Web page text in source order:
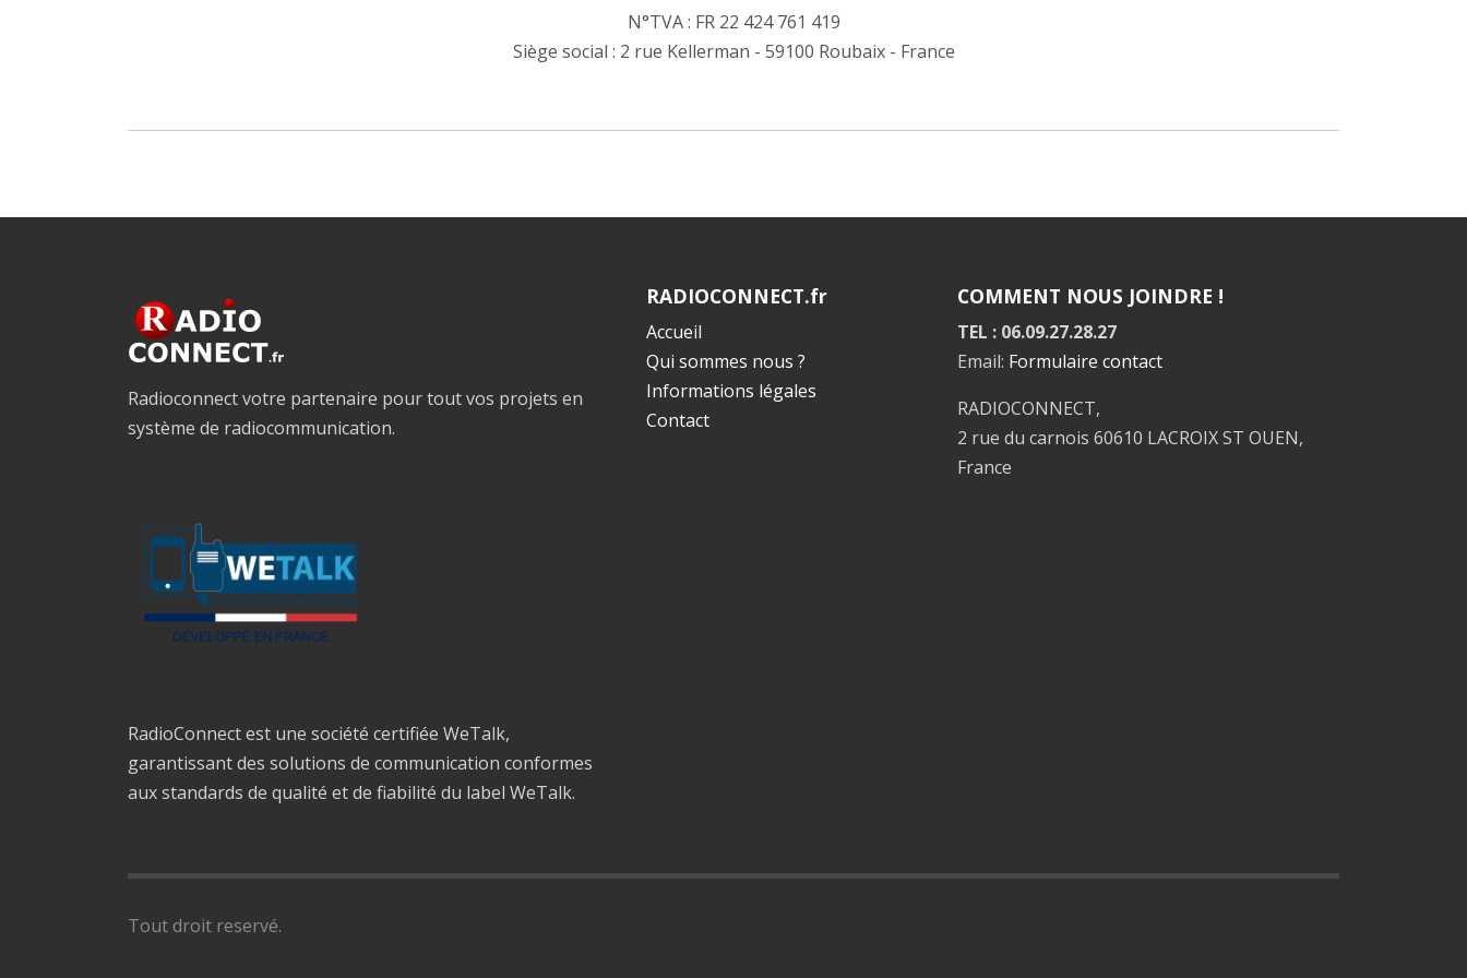
N°TVA : FR 22 424 761 419
Siège social : 2 rue Kellerman - 59100 Roubaix - France
Radioconnect votre partenaire pour tout vos projets en
système de radiocommunication.
RadioConnect est une société certifiée WeTalk,
garantissant des solutions de communication conformes
aux standards de qualité et de fiabilité du label WeTalk.
RADIOCONNECT.fr
Accueil
Qui sommes nous ?
Informations légales
Contact
COMMENT NOUS JOINDRE !
TEL : 06.09.27.28.27
Email: Formulaire contact
RADIOCONNECT,
2 rue du carnois 60610 LACROIX ST OUEN,
France
Tout droit reservé.